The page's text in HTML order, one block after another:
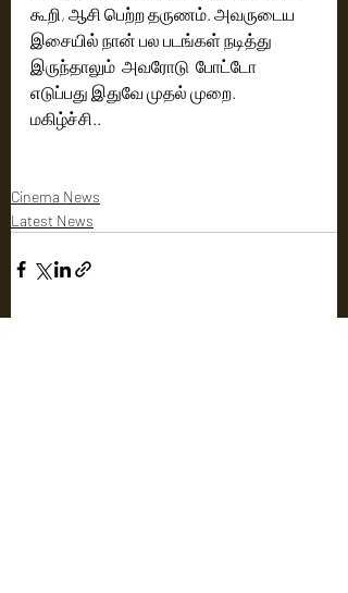
கூறி, ஆசி பெற்ற தருணம். அவருடைய
இசையில் நான் பல படங்கள் நடித்து
இருந்தாலும்  அவரோடு  போட்டோ
எடுப்பது இதுவே முதல் முறை.
மகிழ்ச்சி..
Cinema News
Latest News